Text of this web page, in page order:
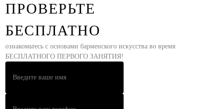
ПРОВЕРЬТЕ
БЕСПЛАТНО
ознакомьтесь с основами барменского искусства во время
БЕСПЛАТНОГО ПЕРВОГО ЗАНЯТИЯ!